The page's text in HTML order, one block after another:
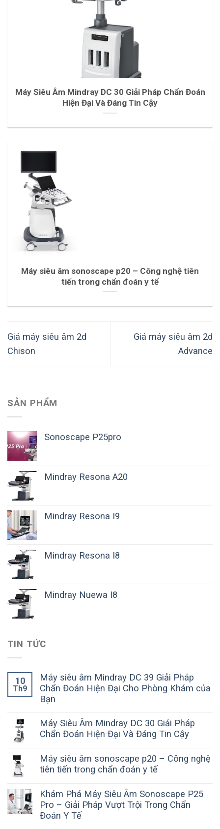
Máy Siêu Âm Mindray DC 30 Giải Pháp Chẩn Đoán
Hiện Đại Và Đáng Tin Cậy
Máy siêu âm sonoscape p20 – Công nghệ tiên
tiến trong chẩn đoán y tế
Giá máy siêu âm 2d
Chison
Giá máy siêu âm 2d
Advance
SẢN PHẨM
Sonoscape P25pro
Mindray Resona A20
Mindray Resona I9
Mindray Resona I8
Mindray Nuewa I8
TIN TỨC
10
Th9
Máy siêu âm Mindray DC 39 Giải Pháp
Chẩn Đoán Hiện Đại Cho Phòng Khám của
Bạn
Máy Siêu Âm Mindray DC 30 Giải Pháp
Chẩn Đoán Hiện Đại Và Đáng Tin Cậy
Máy siêu âm sonoscape p20 – Công nghệ
tiên tiến trong chẩn đoán y tế
Khám Phá Máy Siêu Âm Sonoscape P25
Pro – Giải Pháp Vượt Trội Trong Chẩn
Đoán Y Tế